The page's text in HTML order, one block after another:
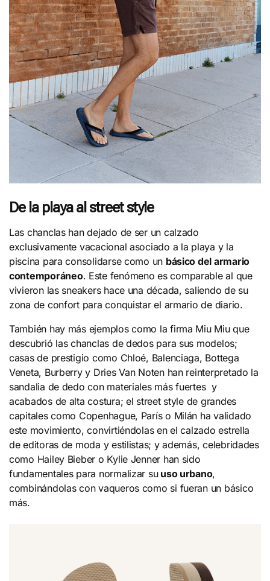
De la playa al street style
Las chanclas han dejado de ser un calzado
exclusivamente vacacional asociado a la playa y la
piscina para consolidarse como un básico del armario
contemporáneo. Este fenómeno es comparable al que
vivieron las sneakers hace una década, saliendo de su
zona de confort para conquistar el armario de diario.
También hay más ejemplos como la firma Miu Miu que
descubrió las chanclas de dedos para sus modelos;
casas de prestigio como Chloé, Balenciaga, Bottega
Veneta, Burberry y Dries Van Noten han reinterpretado la
sandalia de dedo con materiales más fuertes y
acabados de alta costura; el street style de grandes
capitales como Copenhague, París o Milán ha validado
este movimiento, convirtiéndolas en el calzado estrella
de editoras de moda y estilistas; y además, celebridades
como Hailey Bieber o Kylie Jenner han sido
fundamentales para normalizar suuso urbano,
combinándolas con vaqueros como si fueran un básico
más.